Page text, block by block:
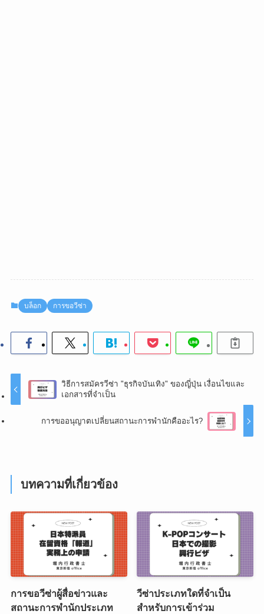
บล็อก การขอวีซ่า
วิธีการสมัครวีซ่า "ธุรกิจบันเทิง" ของญี่ปุ่น เงื่อนไขและ
เอกสารที่จำเป็น
การขออนุญาตเปลี่ยนสถานะการพำนักคืออะไร?
บทความที่เกี่ยวข้อง
การขอวีซ่าผู้สื่อข่าวและ
สถานะการพำนักประเภท
วีซ่าประเภทใดที่จำเป็น
สำหรับการเข้าร่วม